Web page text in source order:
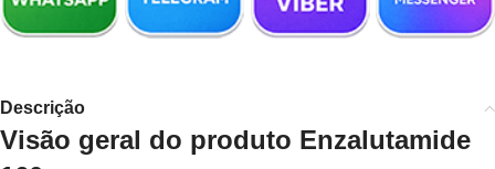
Descrição
Visão geral do produto Enzalutamide